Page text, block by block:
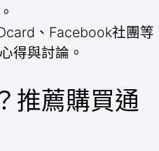
、Facebook社團等
得與討論。
推薦購買通